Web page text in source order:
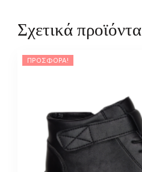
Σχετικά προϊόντα
ΠΡΟΣΦΟΡΆ!